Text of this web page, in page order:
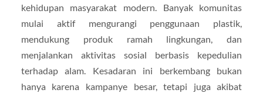
kehidupan masyarakat modern. Banyak komunitas
mulai aktif mengurangi penggunaan plastik,
mendukung produk ramah lingkungan, dan
menjalankan aktivitas sosial berbasis kepedulian
terhadap alam. Kesadaran ini berkembang bukan
hanya karena kampanye besar, tetapi juga akibat